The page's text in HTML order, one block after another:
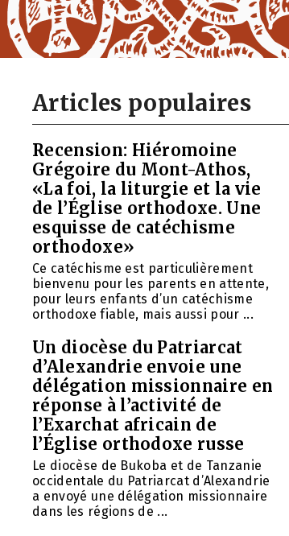
Articles populaires
Recension: Hiéromoine
Grégoire du Mont-Athos,
«La foi, la liturgie et la vie
de l’Église orthodoxe. Une
esquisse de catéchisme
orthodoxe»
Ce catéchisme est particulièrement
bienvenu pour les parents en attente,
pour leurs enfants d’un catéchisme
orthodoxe fiable, mais aussi pour ...
Un diocèse du Patriarcat
d’Alexandrie envoie une
délégation missionnaire en
réponse à l’activité de
l’Exarchat africain de
l’Église orthodoxe russe
Le diocèse de Bukoba et de Tanzanie
occidentale du Patriarcat d’Alexandrie
a envoyé une délégation missionnaire
dans les régions de ...